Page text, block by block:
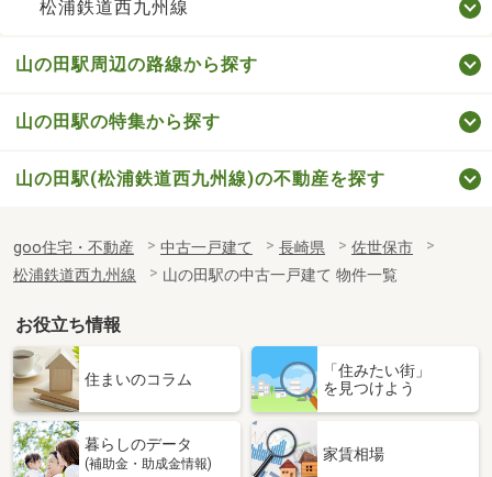
松浦鉄道西九州線
山の田駅周辺の路線から探す
山の田駅の特集から探す
山の田駅(松浦鉄道西九州線)の不動産を探す
goo住宅・不動産 中古一戸建て 長崎県
佐世保市
松浦鉄道西九州線
山の田駅の中古一戸建て 物件一覧
お役立ち情報
住まいのコラム
「住みたい街」
を見つけよう
暮らしのデータ
(補助金・助成金情報)
家賃相場